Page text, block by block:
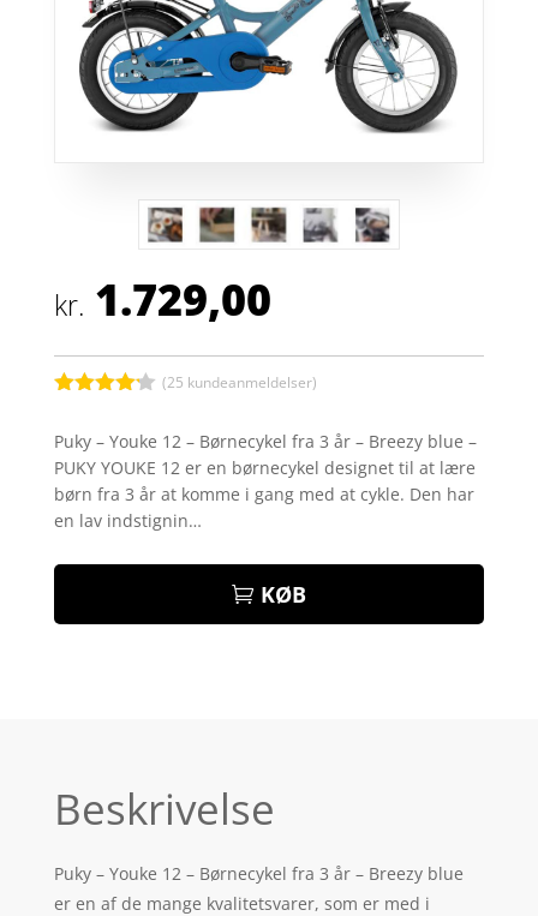
kr. 1.729,00
ud af 5
baseret
på
kundebedø
mmelser
(25 kundeanmeldelser)
Puky – Youke 12 – Børnecykel fra 3 år – Breezy blue –
PUKY YOUKE 12 er en børnecykel designet til at lære
børn fra 3 år at komme i gang med at cykle. Den har
en lav indstignin…
KØB
Beskrivelse
Puky – Youke 12 – Børnecykel fra 3 år – Breezy blue
er en af de mange kvalitetsvarer, som er med i